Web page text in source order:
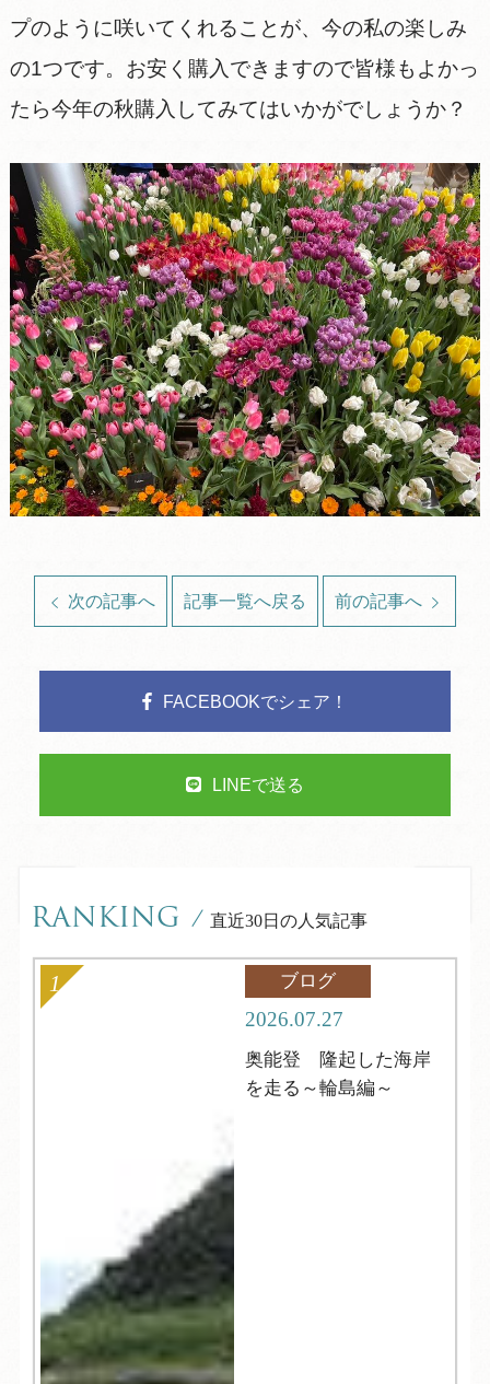
プのように咲いてくれることが、今の私の楽しみ
の1つです。お安く購入できますので皆様もよかっ
たら今年の秋購入してみてはいかがでしょうか？
次の記事へ 記事一覧へ戻る 前の記事へ
FACEBOOKでシェア！
LINEで送る
RANKING / 直近30日の人気記事
ブログ
2026.07.27
奥能登 隆起した海岸
を走る～輪島編～